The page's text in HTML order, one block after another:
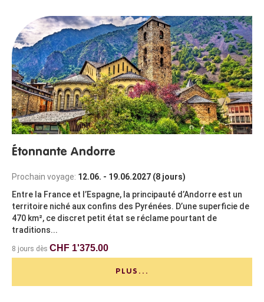
Étonnante Andorre
Prochain voyage: 12.06. - 19.06.2027 (8 jours)
Entre la France et l’Espagne, la principauté d’Andorre est un
territoire niché aux confins des Pyrénées. D’une superficie de
470 km², ce discret petit état se réclame pourtant de
traditions...
8 jours dès CHF 1'375.00
PLUS...